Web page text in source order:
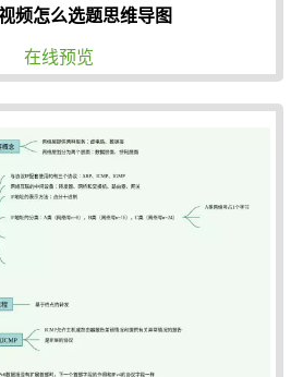
频怎么选题思维导图
在线预览